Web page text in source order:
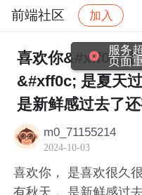
前端社区 加入
社区 前端社区
喜欢你&#xff0c;
&#xff0c; 是夏天
是新鲜感过去了还
m0_71155214
2024-10-03
喜欢你， 是喜欢很久
有秋天， 是新鲜感过
服务
页面